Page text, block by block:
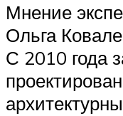
Мнение
Ольга
С 2010 года